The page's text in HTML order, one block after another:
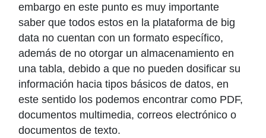
embargo en este punto es muy importante
saber que todos estos en la plataforma de big
data no cuentan con un formato específico,
además de no otorgar un almacenamiento en
una tabla, debido a que no pueden dosificar su
información hacia tipos básicos de datos, en
este sentido los podemos encontrar como PDF,
documentos multimedia, correos electrónico o
documentos de texto.